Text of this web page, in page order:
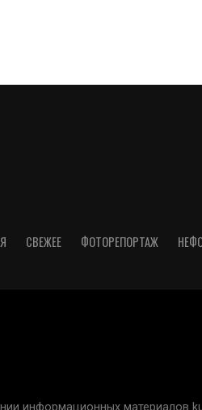
СВЕЖЕЕ ФОТОРЕПОРТАЖ
информационных материалов